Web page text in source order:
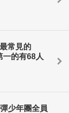
常見的
一的有68人
少年團全員